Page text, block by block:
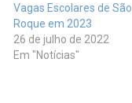
Vagas Escolares de São
Roque em 2023
26 de julho de 2022
Em "Notícias"